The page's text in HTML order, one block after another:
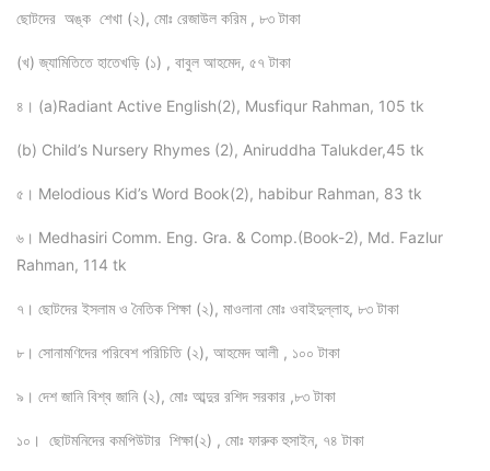
ছোটদের অঙ্ক শেখা (২), মোঃ রেজাউল করিম , ৮৩ টাকা
(খ) জ্যামিতিতে হাতেখড়ি (১) , বাবুল আহমেদ, ৫৭ টাকা
৪। (a)Radiant Active English(2), Musfiqur Rahman, 105 tk
(b) Child’s Nursery Rhymes (2), Aniruddha Talukder,45 tk
৫। Melodious Kid’s Word Book(2), habibur Rahman, 83 tk
৬। Medhasiri Comm. Eng. Gra. & Comp.(Book-2), Md. Fazlur
Rahman, 114 tk
৭। ছোটদের ইসলাম ও নৈতিক শিক্ষা (২), মাওলানা মোঃ ওবাইদুল্লাহ, ৮৩ টাকা
৮। সোনামণিদের পরিবেশ পরিচিতি (২), আহমেদ আলী , ১০০ টাকা
৯। দেশ জানি বিশ্ব জানি (২), মোঃ আব্দুর রশিদ সরকার ,৮৩ টাকা
১০। ছোটমনিদের কমপিউটার শিক্ষা(২) , মোঃ ফারুক হুসাইন, ৭৪ টাকা